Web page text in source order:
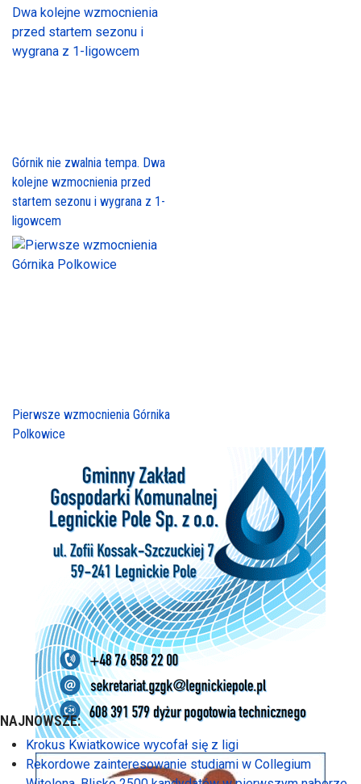
Górnik nie zwalnia tempa. Dwa
kolejne wzmocnienia przed
startem sezonu i wygrana z 1-
ligowcem
Pierwsze wzmocnienia Górnika
Polkowice
NAJNOWSZE:
Krokus Kwiatkowice wycofał się z ligi
Rekordowe zainteresowanie studiami w Collegium